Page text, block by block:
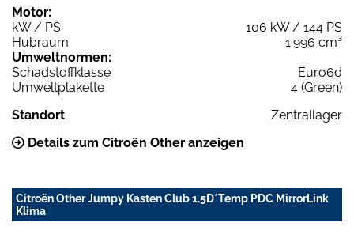
Motor:
kW / PS
106 kW / 144 PS
Hubraum
1.996 cm³
Umweltnormen:
Schadstoffklasse
Euro6d
Umweltplakette
4 (Green)
Standort
Zentrallager
Details zum Citroën Other anzeigen
Citroën Other Jumpy Kasten Club 1.5D*Temp PDC MirrorLink
Klima